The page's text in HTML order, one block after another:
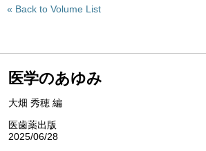
Back to Volume List
医学のあゆみ
大畑 秀穂 編
医歯薬出版
2025/06/28